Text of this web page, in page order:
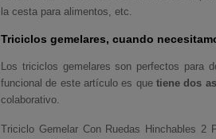
la cesta para alimentos, etc.
Triciclos gemelares, cuando
Los triciclos gemelares son perfectos para
funcional de este artículo es quetiene dos
colaborativo.
Triciclo Gemelar Con Ruedas Hinchables 2